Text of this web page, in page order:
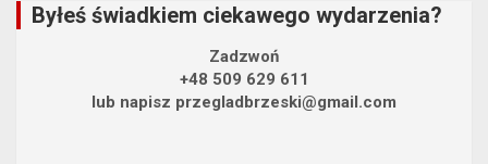
Byłeś świadkiem ciekawego wydarzenia?
Zadzwoń
+48 509 629 611
lub napisz przegladbrzeski@gmail.com